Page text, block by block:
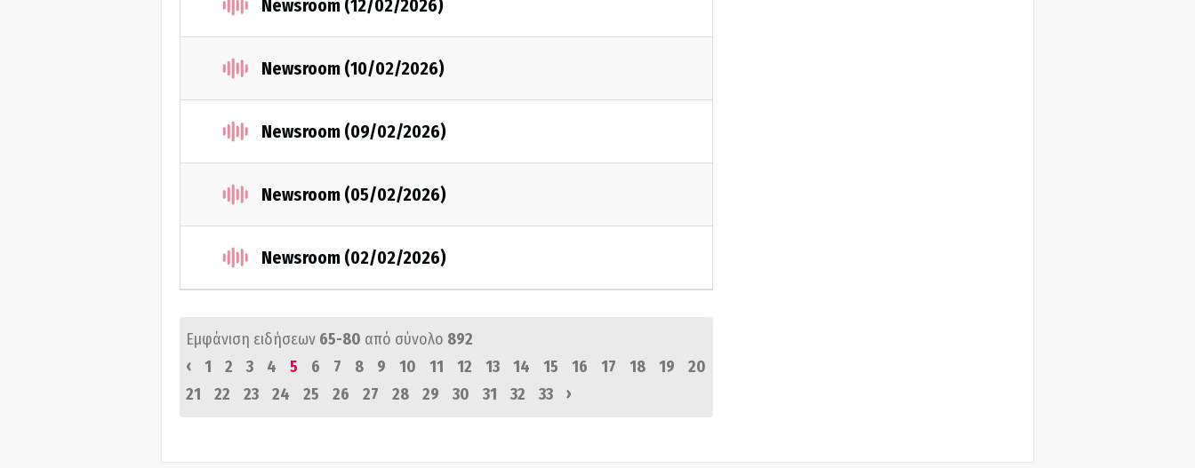
Newsroom (12/02/2026)
Newsroom (10/02/2026)
Newsroom (09/02/2026)
Newsroom (05/02/2026)
Newsroom (02/02/2026)
Εμφάνιση ειδήσεων 65-80 από σύνολο 892
‹
1 2 3 4 5 6 7 8 9 10 11 12 13 14 15 16 17 18 19
20
21
22 23 24 25 26 27 28 29 30 31 32 33 ›